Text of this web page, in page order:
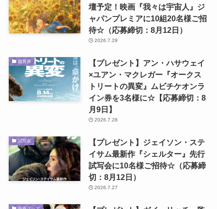
壇予定！映画『我々は宇宙人』ジ
ャパンプレミアに10組20名様ご招
待☆（応募締切：8月12日）
2026.7.29
鑑賞券
【プレゼント】アン・ハサウェイ
×ユアン・マクレガー『オークス
トリートの異変』ムビチケオンラ
イン券を3名様に☆【応募締切：8
月9日】
2026.7.28
試写会
【プレゼント】ジェイソン・ステ
イサム最新作『シェルター』先行
試写会に10名様ご招待☆（応募締
切：8月12日）
2026.7.27